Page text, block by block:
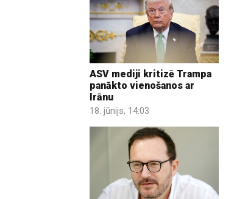
ASV mediji kritizē Trampa
panākto vienošanos ar
Irānu
18. jūnijs, 14:03